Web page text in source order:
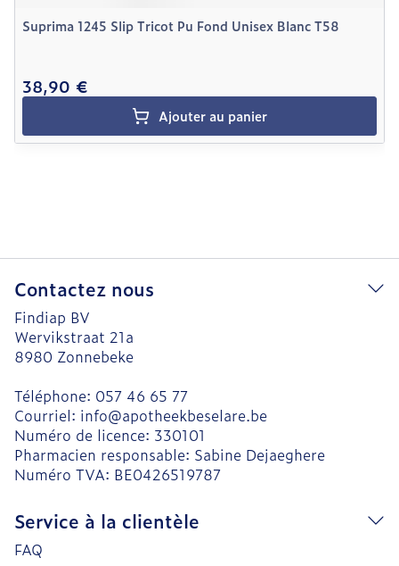
Suprima 1245 Slip Tricot Pu Fond Unisex Blanc T58
38,90 €
Ajouter au panier
Contactez nous
Findiap BV
Wervikstraat 21a
8980 Zonnebeke
Téléphone: 057 46 65 77
Courriel: info@apotheekbeselare.be
Numéro de licence: 330101
Pharmacien responsable: Sabine Dejaeghere
Numéro TVA: BE0426519787
Service à la clientèle
FAQ